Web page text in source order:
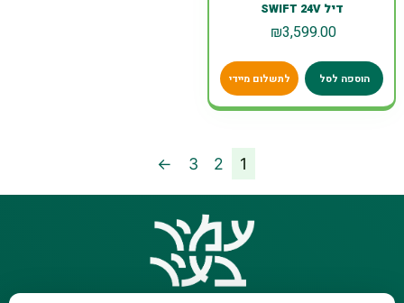
דיל SWIFT 24V
₪3,599.00
הוספה לסל לתשלום מיידי
1
2
3
←